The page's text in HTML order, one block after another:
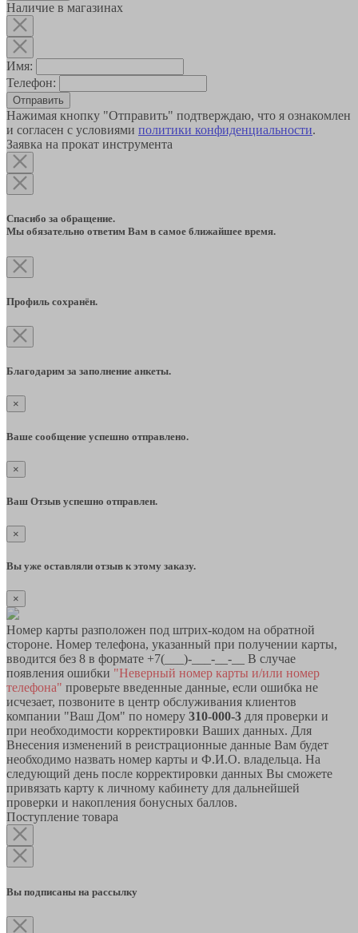
Наличие в магазинах
Имя:
Телефон:
Отправить
Нажимая кнопку "Отправить" подтверждаю, что я ознакомлен
и согласен с условиями политики конфиденциальности.
Заявка на прокат инструмента
Спасибо за обращение.
Мы обязательно ответим Вам в самое ближайшее время.
Профиль сохранён.
Благодарим за заполнение анкеты.
×
Ваше сообщение успешно отправлено.
×
Ваш Отзыв успешно отправлен.
×
Вы уже оставляли отзыв к этому заказу.
×
Номер карты разположен под штрих-кодом на обратной
стороне. Номер телефона, указанный при получении карты,
вводится без 8 в формате +7(___)-___-__-__ В случае
появления ошибки "Неверный номер карты и/или номер
телефона" проверьте введенные данные, если ошибка не
исчезает, позвоните в центр обслуживания клиентов
компании "Ваш Дом" по номеру 310-000-3 для проверки и
при необходимости корректировки Ваших данных. Для
Внесения изменений в реистрационные данные Вам будет
необходимо назвать номер карты и Ф.И.О. владельца. На
следующий день после корректировки данных Вы сможете
привязать карту к личному кабинету для дальнейшей
проверки и накопления бонусных баллов.
Поступление товара
Вы подписаны на рассылку